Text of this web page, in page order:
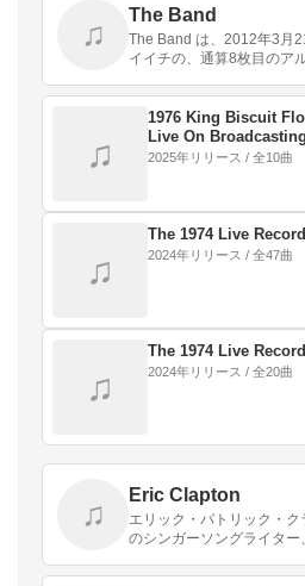
♫
The Band
The Band は、2012年3月
イイチの、通算8枚目のア
♫
1976 King Biscuit
Live On
2025年リリース / 全10曲
♫
The 1974 Live
2024年リリース / 全47曲
♫
The 1974 Live
2024年リリース / 全20曲
♫
Eric Clapton
エリック・パトリック・
のシンガーソングライター